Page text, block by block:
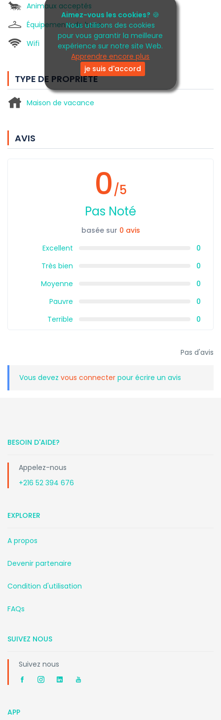
Aimez-vous les cookies? 🍪
Nous utilisons des cookies
pour vous garantir la meilleure
expérience sur notre site Web.
Apprendre encore plus
je suis d'accord
Animaux acceptés
Équipements de base
Wifi
TYPE DE PROPRIÉTÉ
Maison de vacance
AVIS
0/5
Pas Noté
basée sur 0 avis
Excellent
0
Très bien
0
Moyenne
0
Pauvre
0
Terrible
0
Pas d'avis
Vous devez vous connecter pour écrire un avis
BESOIN D'AIDE?
Appelez-nous
+216 52 394 676
EXPLORER
A propos
Devenir partenaire
Condition d'utilisation
FAQs
SUIVEZ NOUS
Suivez nous
APP